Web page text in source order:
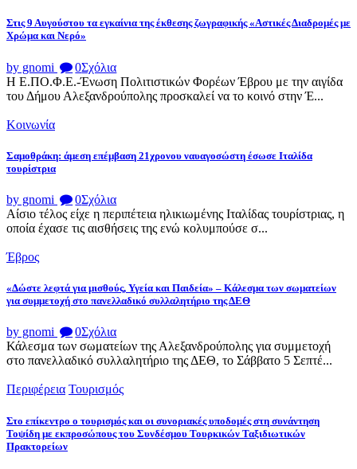
Στις 9 Αυγούστου τα εγκαίνια της έκθεσης ζωγραφικής «Αστικές Διαδρομές με
Χρώμα και Νερό»
by gnomi 0Σχόλια
Η Ε.ΠΟ.Φ.Ε.-Ένωση Πολιτιστικών Φορέων Έβρου με την αιγίδα
του Δήμου Αλεξανδρούπολης προσκαλεί να το κοινό στην Έ...
Κοινωνία
Σαμοθράκη: άμεση επέμβαση 21χρονου ναυαγοσώστη έσωσε Ιταλίδα
τουρίστρια
by gnomi 0Σχόλια
Αίσιο τέλος είχε η περιπέτεια ηλικιωμένης Ιταλίδας τουρίστριας, η
οποία έχασε τις αισθήσεις της ενώ κολυμπούσε σ...
Έβρος
«Δώστε λεφτά για μισθούς, Υγεία και Παιδεία» – Κάλεσμα των σωματείων
για συμμετοχή στο πανελλαδικό συλλαλητήριο της ΔΕΘ
by gnomi 0Σχόλια
Κάλεσμα των σωματείων της Αλεξανδρούπολης για συμμετοχή
στο πανελλαδικό συλλαλητήριο της ΔΕΘ, το Σάββατο 5 Σεπτέ...
Περιφέρεια Τουρισμός
Στο επίκεντρο ο τουρισμός και οι συνοριακές υποδομές στη συνάντηση
Τοψίδη με εκπροσώπους του Συνδέσμου Τουρκικών Ταξιδιωτικών
Πρακτορείων